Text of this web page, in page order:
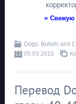
= Свежую
Dogs: Bullets and
05.03.2010
Перевод